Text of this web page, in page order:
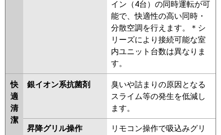
イン（4台）の同時運転が可
能で、快適性の高い同時・
分散空調を行えます。＊シ
リーズにより接続可能な室
内ユニット台数は異なりま
す。
快
適
清
潔
銀イオン系抗菌剤
臭いや詰まりの原因となる
スライム等の発生を低減し
ます。
昇降グリル操作
リモコン操作で吸込みグリ